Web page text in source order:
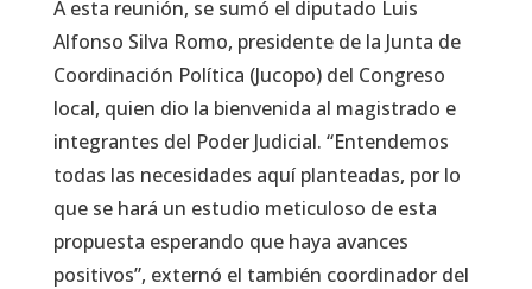
A esta reunión, se sumó el diputado Luis
Alfonso Silva Romo, presidente de la Junta de
Coordinación Política (Jucopo) del Congreso
local, quien dio la bienvenida al magistrado e
integrantes del Poder Judicial. “Entendemos
todas las necesidades aquí planteadas, por lo
que se hará un estudio meticuloso de esta
propuesta esperando que haya avances
positivos”, externó el también coordinador del